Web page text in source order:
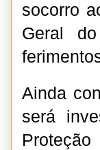
socorro
Geral
Ainda
será